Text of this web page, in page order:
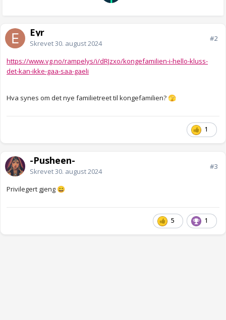
Eyr
Skrevet30. august 2024
#2
https://www.vg.no/rampelys/i/dRJzxo/kongefamilien-i-hello-kluss-
det-kan-ikke-gaa-saa-gaeli
Hva synes om det nye familietreet til kongefamilien? 🫣
1
-Pusheen-
Skrevet30. august 2024
#3
Privilegert gjeng 😄
5 1